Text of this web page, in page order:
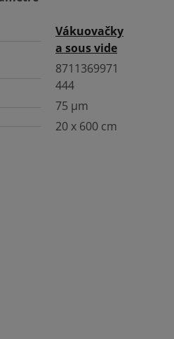
Vákuovačky
a sous vide
8711369971
444
75 µm
20 x 600 cm